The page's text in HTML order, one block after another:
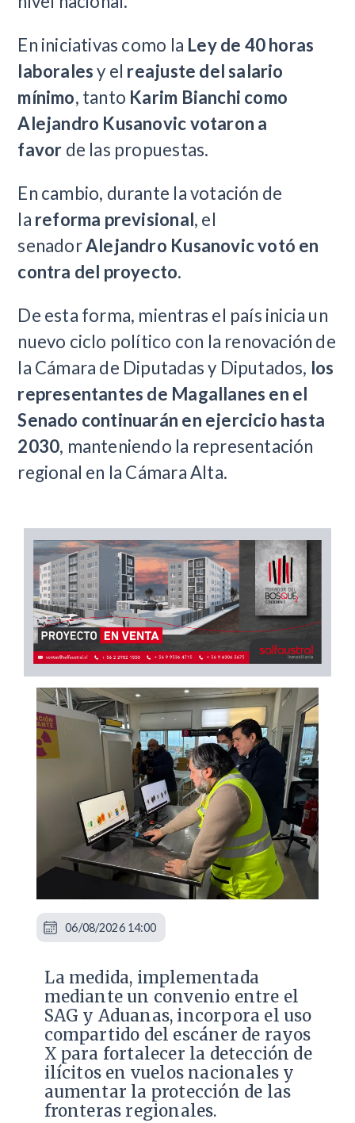
En iniciativas como la Ley de 40 horas
laboralesy el reajuste del salario
mínimo, tanto Karim Bianchi como
Alejandro Kusanovic votaron a
favor de las propuestas.
En cambio, durante la votación de
la reforma previsional, el
senadorAlejandro Kusanovic votó en
contra del proyecto.
De esta forma, mientras el país inicia un
nuevo ciclo político con la renovación de
la Cámara de Diputadas y Diputados, los
representantes de Magallanes en el
Senado continuarán en ejercicio hasta
2030, manteniendo la representación
regional en la Cámara Alta.
La medida, implementada
mediante un convenio entre el
SAG y Aduanas, incorpora el uso
compartido del escáner de rayos
X para fortalecer la detección de
ilícitos en vuelos nacionales y
aumentar la protección de las
fronteras regionales.
06/08/2026 14:00